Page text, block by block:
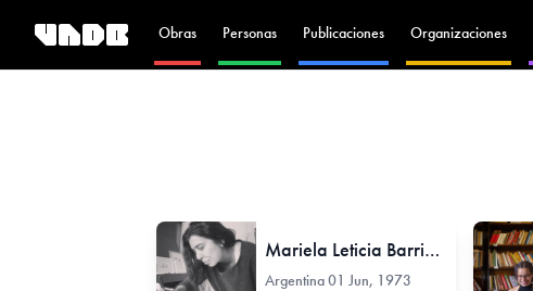
Obras Personas Publicaciones Organizaciones
Mariela Leticia Barrientos
Argentina01 Jun, 1973